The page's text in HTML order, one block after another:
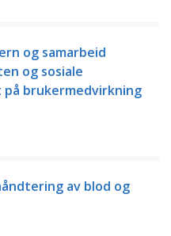
og samarbeid
og sosiale
brukermedvirkning
av blod og